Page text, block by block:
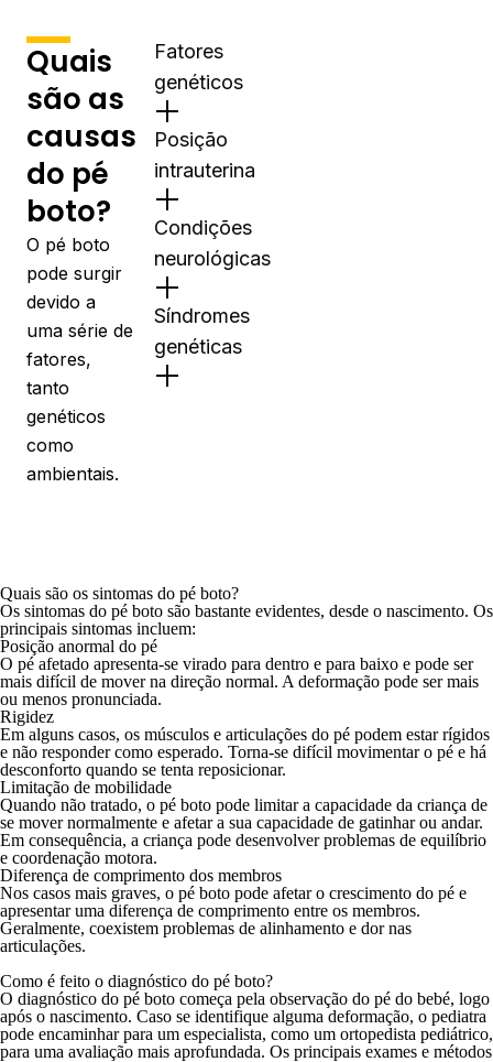
Quais
são as
causas
do pé
boto?
O pé boto
pode surgir
devido a
uma série de
fatores,
tanto
genéticos
como
ambientais.
Fatores
genéticos
Posição
intrauterina
Condições
neurológicas
Síndromes
genéticas
Quais são os sintomas do pé boto?
Os sintomas do pé boto são bastante evidentes, desde o nascimento. Os
principais sintomas incluem:
Posição anormal do pé
O pé afetado apresenta-se virado para dentro e para baixo e pode ser
mais difícil de mover na direção normal. A deformação pode ser mais
ou menos pronunciada.
Rigidez
Em alguns casos, os músculos e articulações do pé podem estar rígidos
e não responder como esperado. Torna-se difícil movimentar o pé e há
desconforto quando se tenta reposicionar.
Limitação de mobilidade
Quando não tratado, o pé boto pode limitar a capacidade da criança de
se mover normalmente e afetar a sua capacidade de gatinhar ou andar.
Em consequência, a criança pode desenvolver problemas de equilíbrio
e coordenação motora.
Diferença de comprimento dos membros
Nos casos mais graves, o pé boto pode afetar o crescimento do pé e
apresentar uma diferença de comprimento entre os membros.
Geralmente, coexistem problemas de alinhamento e dor nas
articulações.
Como é feito o diagnóstico do pé boto?
O diagnóstico do pé boto começa pela observação do pé do bebé, logo
após o nascimento. Caso se identifique alguma deformação, o pediatra
pode encaminhar para um especialista, como um ortopedista pediátrico,
para uma avaliação mais aprofundada. Os principais exames e métodos